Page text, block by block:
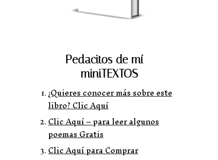
Pedacitos de mí –
miniTEXTOS
¿Quieres conocer más sobre este
libro? Clic Aquí
Clic Aquí –para leer algunos
poemas Gratis
Clic Aquí para Comprar